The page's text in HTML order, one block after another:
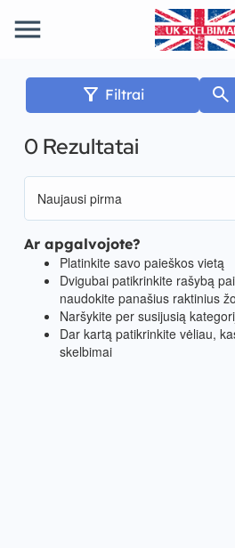
menu
filter_alt Filtrai search
0 Rezultatai
Ar apgalvojote?
Platinkite savo paieškos vietą
Dvigubai patikrinkite rašybą
naudokite panašius raktinius
Naršykite per susijusią
Dar kartą patikrinkite vėliau,
skelbimai